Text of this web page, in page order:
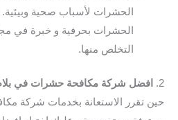
الحشرات لأسباب صحية
الحشرات بحرفية و خبرة في
التخلص منها.
2.
افضل شركة مكافحة حشرات في
حين تقرر الاستعانة بخدمات شركة